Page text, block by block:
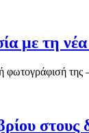
με τη
φωτογράφισή
στους